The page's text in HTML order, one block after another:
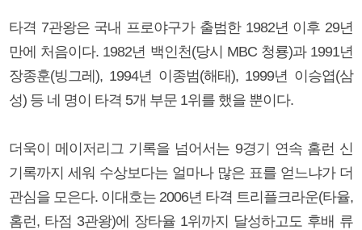
타격 7관왕은 국내 프로야구가 출범한 1982년 이후 29년
만에 처음이다. 1982년 백인천(당시 MBC 청룡)과 1991년
장종훈(빙그레), 1994년 이종범(해태), 1999년 이승엽(삼
성) 등 네 명이 타격 5개 부문 1위를 했을 뿐이다.
더욱이 메이저리그 기록을 넘어서는 9경기 연속 홈런 신
기록까지 세워 수상보다는 얼마나 많은 표를 얻느냐가 더
관심을 모은다. 이대호는 2006년 타격 트리플크라운(타율,
홈런, 타점 3관왕)에 장타율 1위까지 달성하고도 후배 류